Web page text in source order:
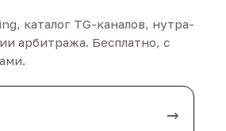
каталог TG-каналов, нутра-
арбитража. Бесплатно, с
→